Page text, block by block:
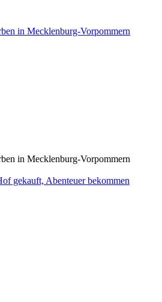
in Mecklenburg-Vorpommern
in Mecklenburg-Vorpommern
gekauft, Abenteuer bekommen